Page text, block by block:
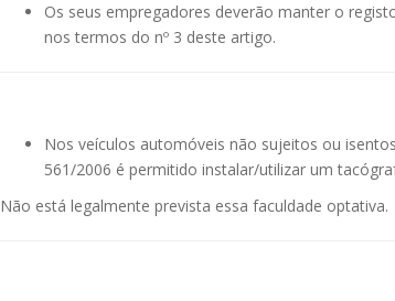
Os seus empregadores deverão manter o
nos termos do nº 3 deste artigo.
Nos veículos automóveis não sujeitos ou
561/2006 é permitido instalar/utilizar um
Não está legalmente prevista essa faculdade optativa.